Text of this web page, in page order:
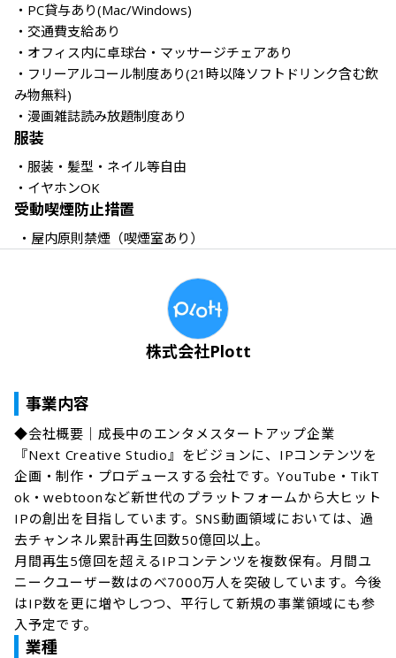
・PC貸与あり(Mac/Windows)
・交通費支給あり
・オフィス内に卓球台・マッサージチェアあり
・フリーアルコール制度あり(21時以降ソフトドリンク含む飲
み物無料)
・漫画雑誌読み放題制度あり
服装
・服装・髪型・ネイル等自由
受動喫煙防止措置
株式会社Plott
事業内容
◆会社概要｜成長中のエンタメスタートアップ企業
『Next Creative Studio』をビジョンに、IPコンテンツを
企画・制作・プロデュースする会社です。YouTube・TikT
ok・webtoonなど新世代のプラットフォームから大ヒット
IPの創出を目指しています。SNS動画領域においては、過
去チャンネル累計再生回数50億回以上。
月間再生5億回を超えるIPコンテンツを複数保有。月間ユ
ニークユーザー数はのべ7000万人を突破しています。今後
はIP数を更に増やしつつ、平行して新規の事業領域にも参
入予定です。
業種